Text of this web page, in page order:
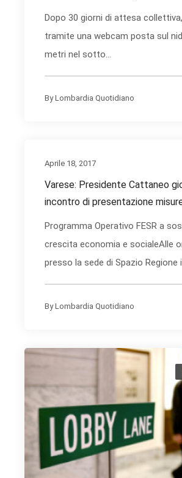
Dopo 30 giorni di attesa
tramite una webcam posta sul
metri nel sotto...
ByLombardia Quotidiano
Aprile 18, 2017
Varese: Presidente Cattaneo
incontro di presentazione
Programma Operativo FESR a
crescita economia e socialeAlle
presso la sede di Spazio Regione
ByLombardia Quotidiano